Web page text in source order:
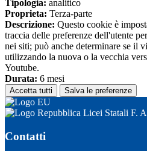
Tipologia: analitico
Proprieta: Terza-parte
Descrizione: Questo cookie è
traccia delle preferenze dell'utente
nei siti; può anche determinare se il
utilizzando la nuova o la vecchia
Youtube.
Durata: 6 mesi
Accetta tutti Salva le preferenze
Licei Statali F.
Contatti